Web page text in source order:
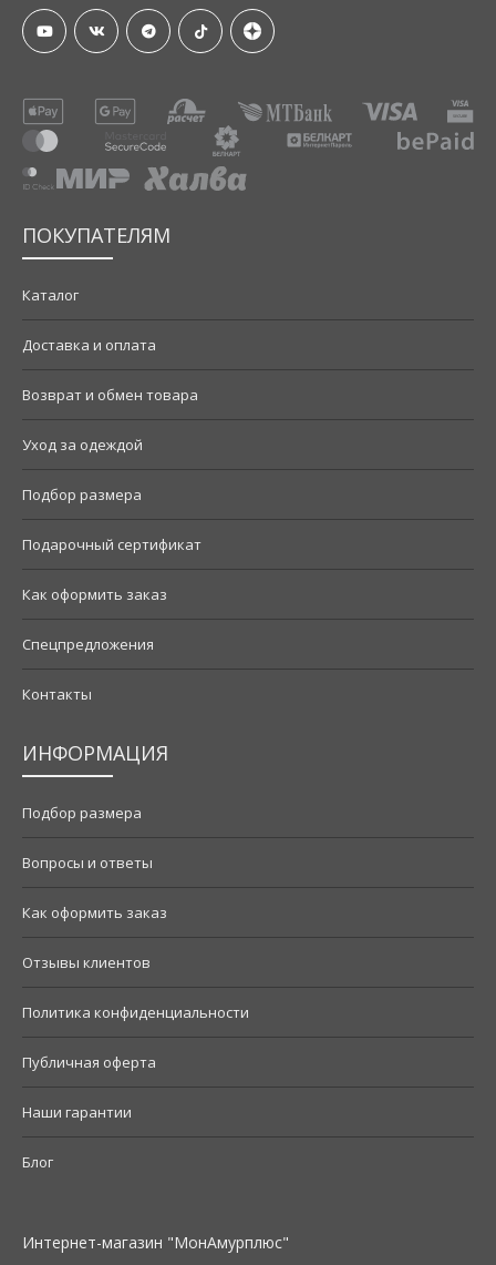
ПОКУПАТЕЛЯМ
Каталог
Доставка и оплата
Возврат и обмен товара
Уход за одеждой
Подбор размера
Подарочный сертификат
Как оформить заказ
Спецпредложения
Контакты
ИНФОРМАЦИЯ
Подбор размера
Вопросы и ответы
Как оформить заказ
Отзывы клиентов
Политика конфиденциальности
Публичная оферта
Наши гарантии
Блог
Интернет-магазин "МонАмурплюс"